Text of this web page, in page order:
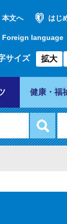
本文へ はじ
Foreign language
サイズ 拡大
健康・福